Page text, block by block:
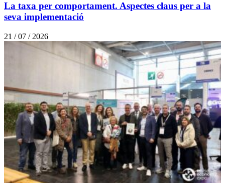
La taxa per comportament. Aspectes claus per a la
seva implementació
21 / 07 / 2026